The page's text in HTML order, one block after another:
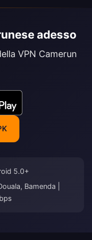
adesso
VPN Camerun
5.0+
Bamenda |